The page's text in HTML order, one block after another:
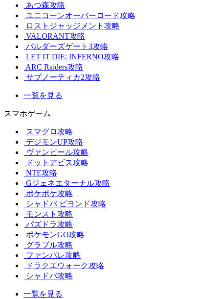
あつ森攻略
ユニコーンオーバーロード攻略
ロストジャッジメント攻略
VALORANT攻略
バルダーズゲート3攻略
LET IT DIE: INFERNO攻略
ARC Raiders攻略
サブノーティカ2攻略
一覧を見る
スマホゲーム
スマグロ攻略
デジモンUP攻略
ヴァンピール攻略
ドットアビス攻略
NTE攻略
Gジェネエターナル攻略
ポケポケ攻略
シャドバ ビヨンド攻略
モンスト攻略
パズドラ攻略
ポケモンGO攻略
グラブル攻略
ファンパレ攻略
ドラクエウォーク攻略
シャドバ攻略
一覧を見る